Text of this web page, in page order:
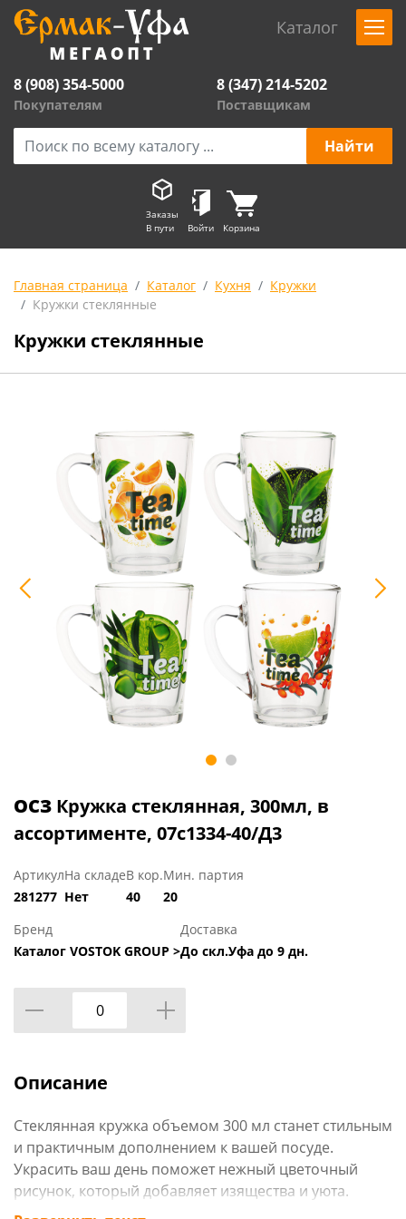
Каталог
8 (908) 354-5000
Покупателям
8 (347) 214-5202
Поставщикам
Заказы
В пути
Войти Корзина
Главная страница Каталог Кухня
Кружки
Кружки стеклянные
Кружки стеклянные
ОСЗ Кружка стеклянная, 300мл, в
ассортименте, 07с1334-40/Д3
Артикул
281277
На складе
Нет
В кор.
40
Мин. партия
20
Бренд
Каталог VOSTOK GROUP >
Доставка
До скл.Уфа до 9 дн.
Описание
Стеклянная кружка объемом 300 мл станет стильным
и практичным дополнением к вашей посуде.
Украсить ваш день поможет нежный цветочный
рисунок, который добавляет изящества и уюта.
Кружка выполнена из качественного стекла,